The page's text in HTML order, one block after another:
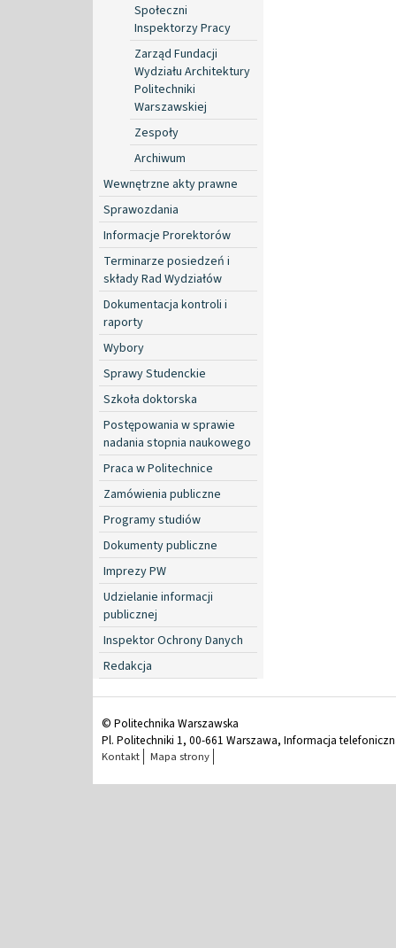
Społeczni
Inspektorzy Pracy
Zarząd Fundacji
Wydziału Architektury
Politechniki
Warszawskiej
Zespoły
Archiwum
Wewnętrzne akty prawne
Sprawozdania
Informacje Prorektorów
Terminarze posiedzeń i
składy Rad Wydziałów
Dokumentacja kontroli i
raporty
Wybory
Sprawy Studenckie
Szkoła doktorska
Postępowania w sprawie
nadania stopnia naukowego
Praca w Politechnice
Zamówienia publiczne
Programy studiów
Dokumenty publiczne
Imprezy PW
Udzielanie informacji
publicznej
Inspektor Ochrony Danych
Redakcja
© Politechnika Warszawska
Pl. Politechniki 1, 00-661 Warszawa, Informacja
Kontakt Mapa strony